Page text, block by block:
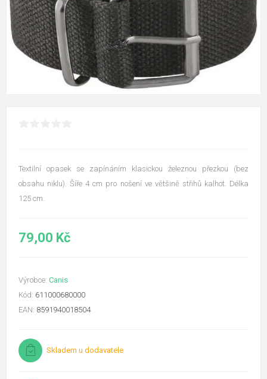
Textilní opasek se zapínáním klasickou železnou přezkou (bez
obsahu niklu). Šíře 4 cm pro nošení ve většině střihů kalhot. Délka
125 cm.
79,00 Kč
Výrobce: Canis
Kód: 611000680000
EAN: 8591940018504
Skladem u dodavatele